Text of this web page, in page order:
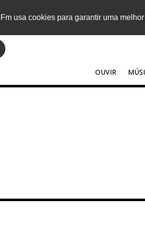
usa cookies para garantir uma
OUVIR